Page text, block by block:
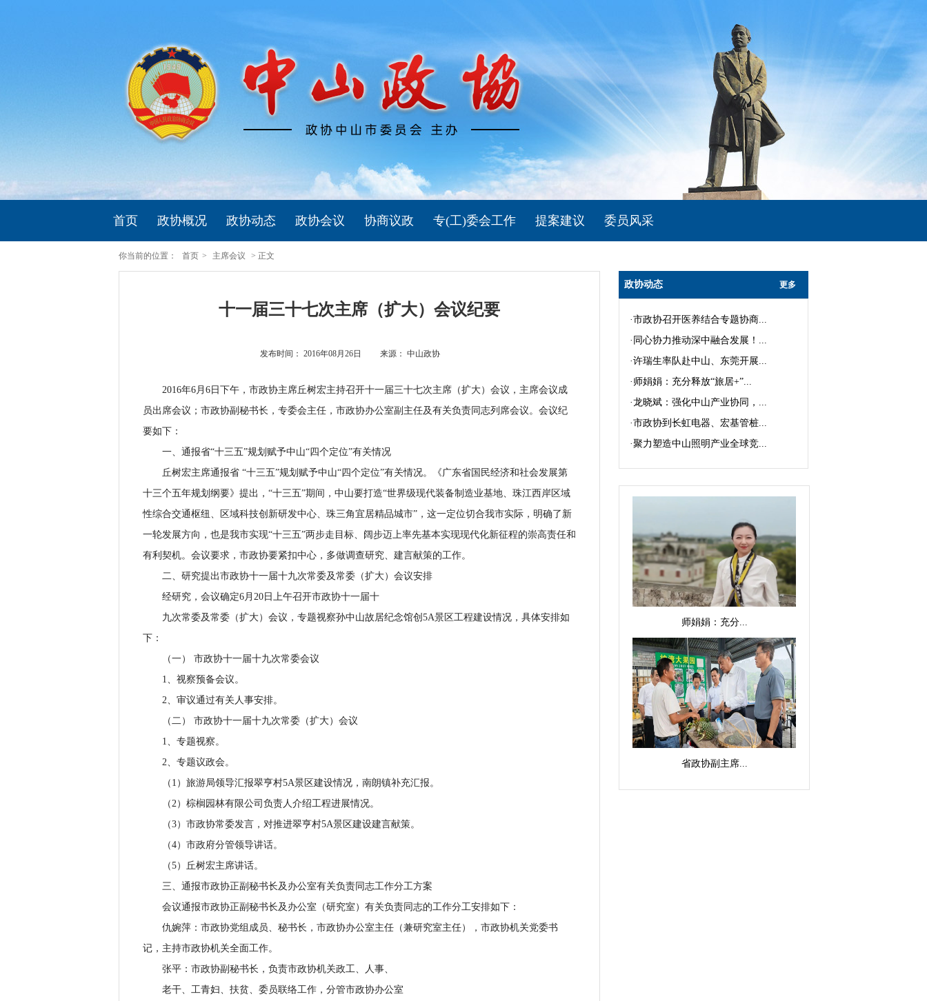
首页 政协概况 政协动态 政协会议 协商议政 专(工)委会工作 提案建议 委员风采
你当前的位置： 首页 > 主席会议 > 正文
十一届三十七次主席（扩大）会议纪要
发布时间： 2016年08月26日 来源： 中山政协
2016年6月6日下午，市政协主席丘树宏主持召开十一届三十七次主席（扩大）会议，主席会议成
员出席会议；市政协副秘书长，专委会主任，市政协办公室副主任及有关负责同志列席会议。会议纪
要如下：
一、通报省“十三五”规划赋予中山“四个定位”有关情况
丘树宏主席通报省 “十三五”规划赋予中山“四个定位”有关情况。《广东省国民经济和社会发展第
十三个五年规划纲要》提出，“十三五”期间，中山要打造“世界级现代装备制造业基地、珠江西岸区域
性综合交通枢纽、区域科技创新研发中心、珠三角宜居精品城市”，这一定位切合我市实际，明确了新
一轮发展方向，也是我市实现“十三五”两步走目标、阔步迈上率先基本实现现代化新征程的崇高责任和
有利契机。会议要求，市政协要紧扣中心，多做调查研究、建言献策的工作。
二、研究提出市政协十一届十九次常委及常委（扩大）会议安排
经研究，会议确定6月20日上午召开市政协十一届十
九次常委及常委（扩大）会议，专题视察孙中山故居纪念馆创5A景区工程建设情况，具体安排如
下：
（一） 市政协十一届十九次常委会议
1、视察预备会议。
2、审议通过有关人事安排。
（二） 市政协十一届十九次常委（扩大）会议
1、专题视察。
2、专题议政会。
（1）旅游局领导汇报翠亨村5A景区建设情况，南朗镇补充汇报。
（2）棕榈园林有限公司负责人介绍工程进展情况。
（3）市政协常委发言，对推进翠亨村5A景区建设建言献策。
（4）市政府分管领导讲话。
（5）丘树宏主席讲话。
三、通报市政协正副秘书长及办公室有关负责同志工作分工方案
会议通报市政协正副秘书长及办公室（研究室）有关负责同志的工作分工安排如下：
仇婉萍：市政协党组成员、秘书长，市政协办公室主任（兼研究室主任），市政协机关党委书
记，主持市政协机关全面工作。
张平：市政协副秘书长，负责市政协机关政工、人事、
老干、工青妇、扶贫、委员联络工作，分管市政协办公室
政协动态 更多
·市政协召开医养结合专题协商...
· 同心协力推动深中融合发展！...
·许瑞生率队赴中山、东莞开展...
· 师娟娟：充分释放“旅居+”...
·龙晓斌：强化中山产业协同，...
·市政协到长虹电器、宏基管桩...
·聚力塑造中山照明产业全球竞...
师娟娟：充分...
省政协副主席...